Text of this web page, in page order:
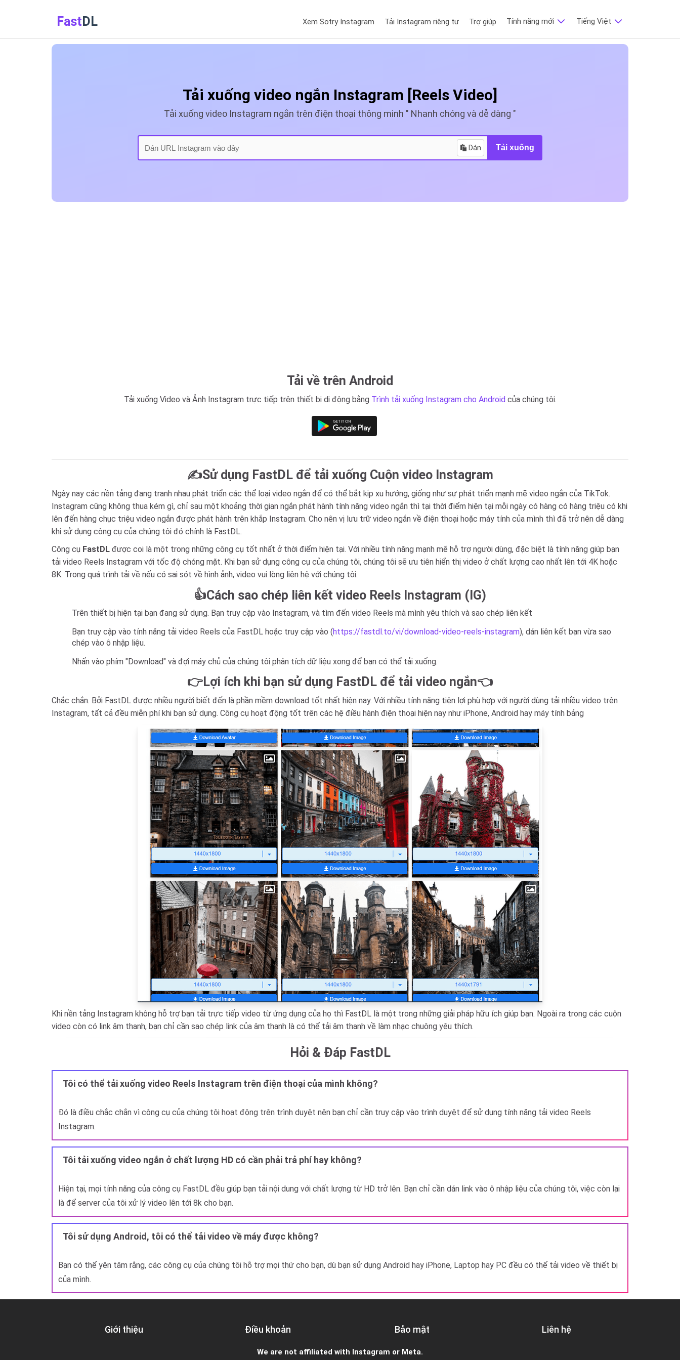
Fast DL Xem Sotry Instagram Tải Instagram riêng tư Trợ giúp Tính năng mới Tiếng Việt
Tải xuống video ngắn Instagram [Reels Video]
Tải xuống video Instagram ngắn trên điện thoại thông minh " Nhanh chóng và dễ dàng "
Dán Tải xuống
Tải về trên Android
Tải xuống Video và Ảnh Instagram trực tiếp trên thiết bị di động bằng Trình tải xuống Instagram cho Androidcủa chúng tôi.
✍Sử dụng FastDL để tải xuống Cuộn video Instagram
Ngày nay các nền tảng đang tranh nhau phát triển các thể loại video ngắn để có thể bắt kịp xu hướng, giống như sự phát triển mạnh mẽ video ngắn của TikTok.
Instagram cũng không thua kém gì, chỉ sau một khoảng thời gian ngắn phát hành tính năng video ngắn thì tại thời điểm hiện tại mỗi ngày có hàng có hàng triệu có khi
lên đến hàng chục triệu video ngắn được phát hành trên khắp Instagram. Cho nên vị lưu trữ video ngắn về điện thoại hoặc máy tính của mình thì đã trở nên dễ dàng
khi sử dụng công cụ của chúng tôi đó chính là FastDL.
Công cụ FastDL được coi là một trong những công cụ tốt nhất ở thời điểm hiện tại. Với nhiều tính năng mạnh mẽ hỗ trợ người dùng, đặc biệt là tính năng giúp bạn
tải video Reels Instagram với tốc độ chóng mặt. Khi bạn sử dụng công cụ của chúng tôi, chúng tôi sẽ ưu tiên hiển thị video ở chất lượng cao nhất lên tới 4K hoặc
8K. Trong quá trình tải về nếu có sai sót về hình ảnh, video vui lòng liên hệ với chúng tôi.
👍Cách sao chép liên kết video Reels Instagram (IG)
Trên thiết bị hiện tại bạn đang sử dụng. Bạn truy cập vào Instagram, và tìm đến video Reels mà mình yêu thích và sao chép liên kết
Bạn truy cập vào tính năng tải video Reels của FastDL hoặc truy cập vào (https://fastdl.to/vi/download-video-reels-instagram), dán liên kết bạn vừa sao
chép vào ô nhập liệu.
Nhấn vào phím "Download" và đợi máy chủ của chúng tôi phân tích dữ liệu xong để bạn có thể tải xuống.
👉Lợi ích khi bạn sử dụng FastDL để tải video ngắn👈
Chắc chắn. Bởi FastDL được nhiều người biết đến là phần mềm download tốt nhất hiện nay. Với nhiều tính năng tiện lợi phù hợp với người dùng tải nhiều video trên
Instagram, tất cả đều miễn phí khi bạn sử dụng. Công cụ hoạt động tốt trên các hệ điều hành điện thoại hiện nay như iPhone, Android hay máy tính bảng
Khi nền tảng Instagram không hỗ trợ bạn tải trực tiếp video từ ứng dụng của họ thì FastDL là một trong những giải pháp hữu ích giúp bạn. Ngoài ra trong các cuộn
video còn có link âm thanh, bạn chỉ cần sao chép link của âm thanh là có thể tải âm thanh về làm nhạc chuông yêu thích.
Hỏi & Đáp FastDL
Tôi có thể tải xuống video Reels Instagram trên điện thoại của mình không?
Đó là điều chắc chắn vì công cụ của chúng tôi hoạt động trên trình duyệt nên bạn chỉ cần truy cập vào trình duyệt để sử dụng tính năng tải video Reels
Instagram.
Tôi tải xuống video ngắn ở chất lượng HD có cần phải trả phí hay không?
Hiện tại, mọi tính năng của công cụ FastDL đều giúp bạn tải nội dung với chất lượng từ HD trở lên. Bạn chỉ cần dán link vào ô nhập liệu của chúng tôi, việc còn lại
là để server của tôi xử lý video lên tới 8k cho bạn.
Tôi sử dụng Android, tôi có thể tải video về máy được không?
Bạn có thể yên tâm rằng, các công cụ của chúng tôi hỗ trợ mọi thứ cho bạn, dù bạn sử dụng Android hay iPhone, Laptop hay PC đều có thể tải video về thiết bị
của mình.
Giới thiệu Điều khoản Bảo mật Liên hệ
We are not affiliated with Instagram or Meta.